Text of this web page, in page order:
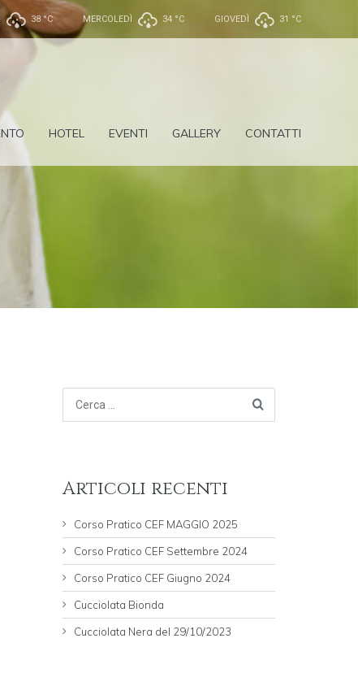
38 °C MERCOLEDÌ 34 °C GIOVEDÌ 31 °C
HOTEL EVENTI GALLERY CONTATTI
Articoli recenti
Corso Pratico CEF MAGGIO 2025
Corso Pratico CEF Settembre 2024
Corso Pratico CEF Giugno 2024
Cucciolata Bionda
Cucciolata Nera del 29/10/2023